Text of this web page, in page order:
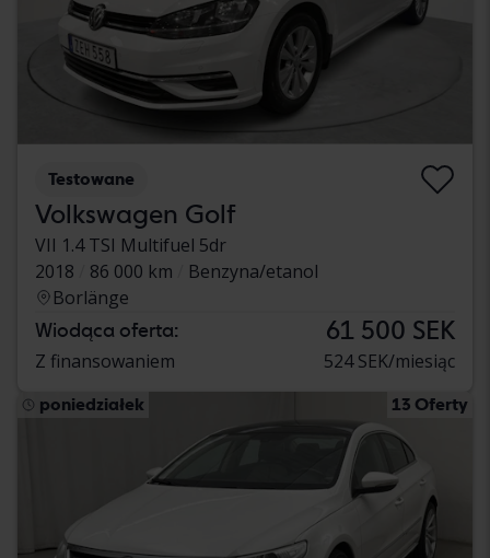
Testowane
Volkswagen Golf
VII 1.4 TSI Multifuel 5dr
2018
86 000 km
Benzyna/etanol
Borlänge
Wiodąca oferta: 61 500 SEK
Z finansowaniem 524 SEK/miesiąc
poniedziałek 13 Oferty